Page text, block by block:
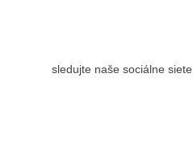
sledujte naše sociálne siete